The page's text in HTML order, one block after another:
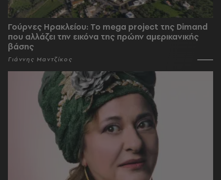
Γούρνες Ηρακλείου: To mega project της Dimand
που αλλάζει την εικόνα της πρώην αμερικανικής
βάσης
Γιάννης Μαντζίκος